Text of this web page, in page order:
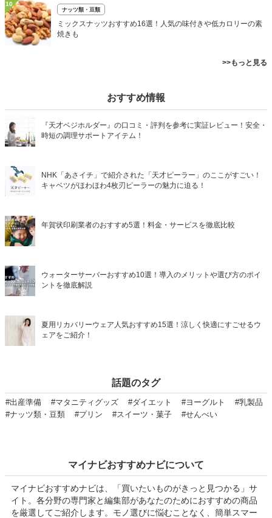
10
ナッツ類・豆類
ミックスナッツおすすめ16選！人気の味付きや低カロリーの素
焼きも
>>もっと見る
おすすめ情報
『天才ベジホルダー』の口コミ・評判を参考に実証レビュー！安全・
時短の調理サポートアイテム！
NHK「あさイチ」で紹介された「天才ピーラー」のここがすごい！
キャベツがほわほわ4枚刃ピーラーの魅力に迫る！
年賀状印刷業者のおすすめ5選！料金・サービスを徹底比較
ウォーターサーバーおすすめ10選！導入のメリットや選び方のポイ
ントを徹底解説
夏用リカバリーウェア人気おすすめ15選！涼しく快適にすごせるウ
ェアをご紹介！
話題のタグ
#出産準備 #マタニティグッズ #ダイエット #ヨーグルト
#乳製品
#ナッツ類・豆類
#プリン #スイーツ・菓子 #せんべい
マイナビおすすめナビについて
マイナビおすすめナビは、「買いたいものがきっと見つかる」サ
イト。各分野の専門家と編集部があなたのためにおすすめの商品
を厳選してご紹介します。モノ選びに悩むことなく、簡単スマー